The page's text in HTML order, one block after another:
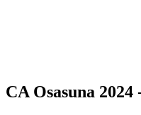
CA Osasuna 2024